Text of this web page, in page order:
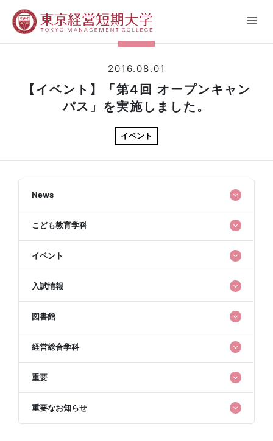
2016.08.01
【イベント】「第4回 オープンキャン
パス」を実施しました。
イベント
News
こども教育学科
イベント
入試情報
図書館
経営総合学科
重要
重要なお知らせ